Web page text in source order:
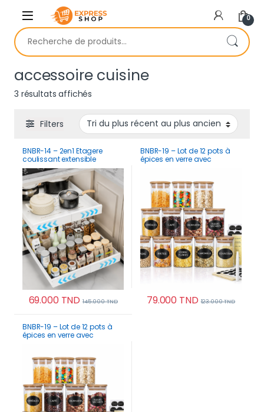
Skip to navigation
Skip to content
0
Recherche pour :
accessoire cuisine
3 résultats affichés
Filters
BNBR-14 – 2en1 Etagere
coulissant extensible
ajustable acier inoxydable
rangement cuisine
69.000TND 145.000TND
BNBR-19 – Lot de 12 pots à
épices en verre avec
79.000 TND 123.000TND
BNBR-19 – Lot de 12 pots à
épices en verre avec